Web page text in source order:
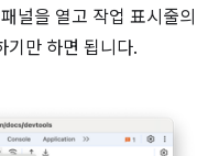
패널을 열고 작업 표시줄의
기만 하면 됩니다.